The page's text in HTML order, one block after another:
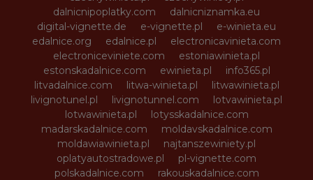
dalnicnipoplatky.com
dalnicniznamka.eu
digital-vignette.de
e-vignette.pl
e-winieta.eu
edalnice.org
edalnice.pl
electronicavinieta.com
electroniceviniete.com
estoniawinieta.pl
estonskadalnice.com
ewinieta.pl
info365.pl
litvadalnice.com
litwa-winieta.pl
litwawinieta.pl
livignotunel.pl
livignotunnel.com
lotvawinieta.pl
lotwawinieta.pl
lotysskadalnice.com
madarskadalnice.com
moldavskadalnice.com
moldawiawinieta.pl
najtanszewiniety.pl
oplatyautostradowe.pl
pl-vignette.com
polskadalnice.com
rakouskadalnice.com